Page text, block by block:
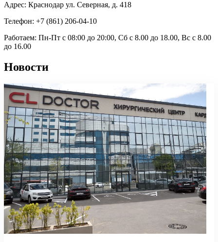
Адрес: Краснодар ул. Северная, д. 418
Телефон: +7 (861) 206-04-10
Работаем: Пн-Пт с 08:00 до 20:00, Сб с 8.00 до 18.00, Вс с 8.00
до 16.00
Новости